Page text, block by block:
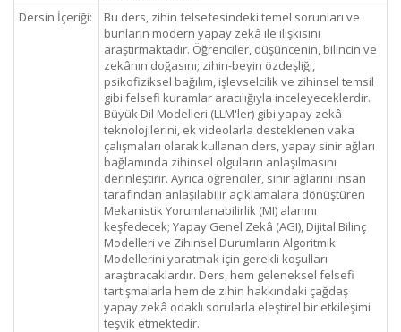
Dersin İçeriği:
Bu ders, zihin felsefesindeki temel sorunları ve
bunların modern yapay zekâ ile ilişkisini
araştırmaktadır. Öğrenciler, düşüncenin, bilincin ve
zekânın doğasını; zihin-beyin özdeşliği,
psikofiziksel bağılım, işlevselcilik ve zihinsel temsil
gibi felsefi kuramlar aracılığıyla inceleyeceklerdir.
Büyük Dil Modelleri (LLM'ler) gibi yapay zekâ
teknolojilerini, ek videolarla desteklenen vaka
çalışmaları olarak kullanan ders, yapay sinir ağları
bağlamında zihinsel olguların anlaşılmasını
derinleştirir. Ayrıca öğrenciler, sinir ağlarını insan
tarafından anlaşılabilir açıklamalara dönüştüren
Mekanistik Yorumlanabilirlik (MI) alanını
keşfedecek; Yapay Genel Zekâ (AGI), Dijital Bilinç
Modelleri ve Zihinsel Durumların Algoritmik
Modellerini yaratmak için gerekli koşulları
araştıracaklardır. Ders, hem geleneksel felsefi
tartışmalarla hem de zihin hakkındaki çağdaş
yapay zekâ odaklı sorularla eleştirel bir etkileşimi
teşvik etmektedir.